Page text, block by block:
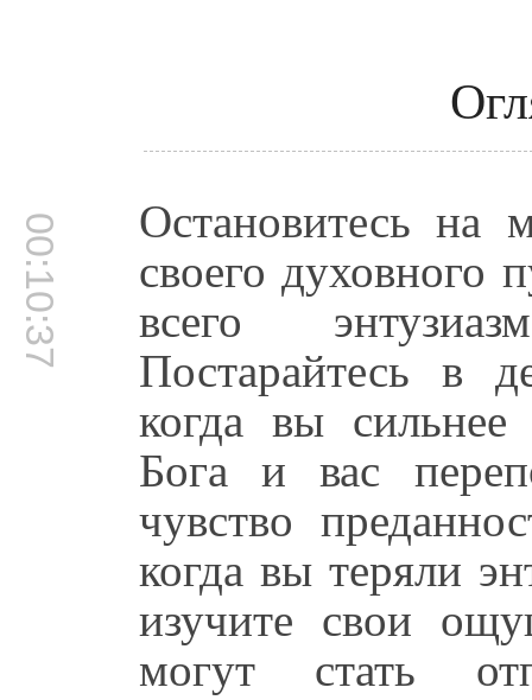
00:10:37 Остановитесь на
своего духовного
всего
Постарайтесь в
когда вы
Бога и вас
чувство
когда вы теряли
изучите свои
могут стать